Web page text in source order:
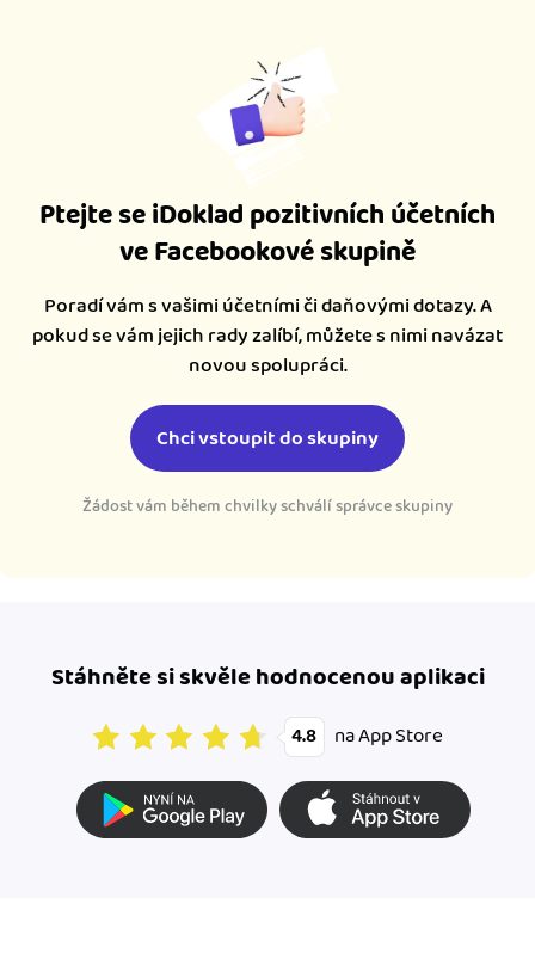
Ptejte se iDoklad pozitivních účetních
ve Facebookové skupině
Poradí vám s vašimi účetními či daňovými dotazy. A
pokud se vám jejich rady zalíbí, můžete s nimi navázat
novou spolupráci.
Chci vstoupit do skupiny
Žádost vám během chvilky schválí správce skupiny
Stáhněte si skvěle hodnocenou aplikaci
4.8 na App Store